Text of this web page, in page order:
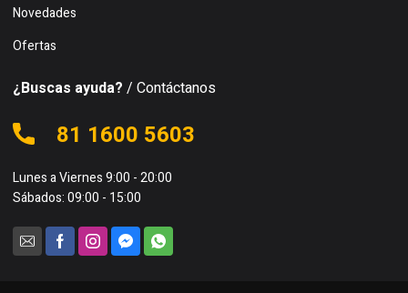
Novedades
Ofertas
¿Buscas ayuda? / Contáctanos
81 1600 5603
Lunes a Viernes 9:00 - 20:00
Sábados: 09:00 - 15:00